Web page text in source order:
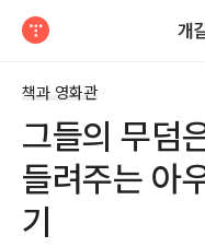
개
책과 영화관
그들의 무덤
들려주는 아
기